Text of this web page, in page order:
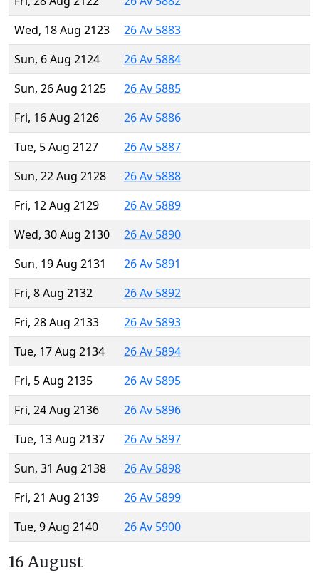
Wed, 18 Aug 2123
26 Av 5883
Sun, 6 Aug 2124
26 Av 5884
Sun, 26 Aug 2125
26 Av 5885
Fri, 16 Aug 2126
26 Av 5886
Tue, 5 Aug 2127
26 Av 5887
Sun, 22 Aug 2128
26 Av 5888
Fri, 12 Aug 2129
26 Av 5889
Wed, 30 Aug 2130
26 Av 5890
Sun, 19 Aug 2131
26 Av 5891
Fri, 8 Aug 2132
26 Av 5892
Fri, 28 Aug 2133
26 Av 5893
Tue, 17 Aug 2134
26 Av 5894
Fri, 5 Aug 2135
26 Av 5895
Fri, 24 Aug 2136
26 Av 5896
Tue, 13 Aug 2137
26 Av 5897
Sun, 31 Aug 2138
26 Av 5898
Fri, 21 Aug 2139
26 Av 5899
Tue, 9 Aug 2140
26 Av 5900
16 August